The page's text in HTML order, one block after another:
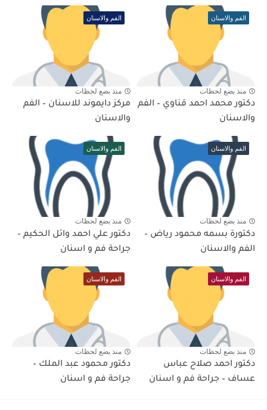
الفم والاسنان
منذ بضع لحظات
دكتور محمد احمد قناوي – الفم
والاسنان
الفم والاسنان
منذ بضع لحظات
مركز دايموند للاسنان – الفم
والاسنان
الفم والاسنان
منذ بضع لحظات
دكتورة بسمه محمود رياض –
الفم والاسنان
الفم والاسنان
منذ بضع لحظات
دكتور علي احمد وائل الحكيم –
جراحة فم و اسنان
الفم والاسنان
منذ بضع لحظات
دكتور احمد صلاح عباس
عساف – جراحة فم و اسنان
الفم والاسنان
منذ بضع لحظات
دكتور محمود عبد الملك –
جراحة فم و اسنان